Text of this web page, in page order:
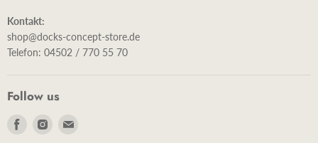
Kontakt:
shop@docks-concept-store.de
Telefon: 04502 / 770 55 70
Follow us
Finde
Finde